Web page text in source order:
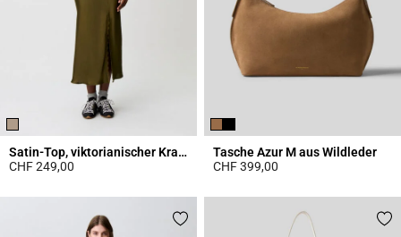
Satin-Top, viktorianischer Kragen
CHF 249,00
Tasche Azur M aus Wildleder
CHF 399,00